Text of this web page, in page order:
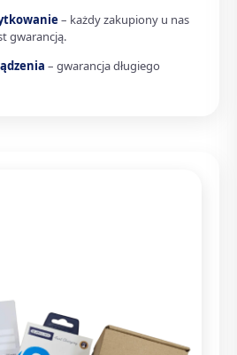
– każdy zakupiony u nas
gwarancją.
– gwarancja długiego